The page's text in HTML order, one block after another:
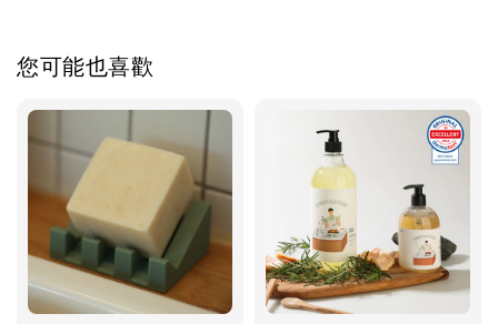
您可能也喜歡